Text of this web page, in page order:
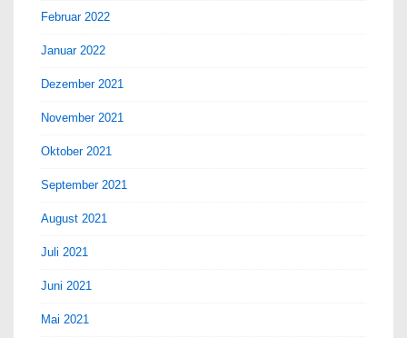
Februar 2022
Januar 2022
Dezember 2021
November 2021
Oktober 2021
September 2021
August 2021
Juli 2021
Juni 2021
Mai 2021